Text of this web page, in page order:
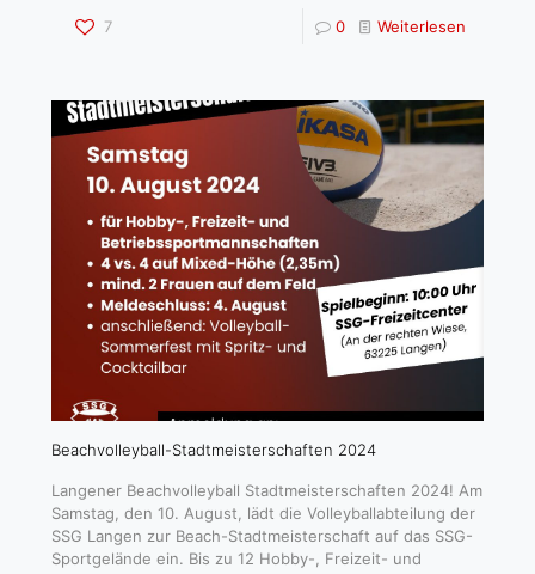
7 0 Weiterlesen
Beachvolleyball-Stadtmeisterschaften 2024
Langener Beachvolleyball Stadtmeisterschaften 2024! Am
Samstag, den 10. August, lädt die Volleyballabteilung der
SSG Langen zur Beach-Stadtmeisterschaft auf das SSG-
Sportgelände ein. Bis zu 12 Hobby-, Freizeit- und